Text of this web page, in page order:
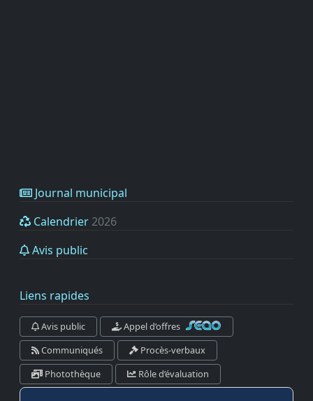
Liens rapides
Avis public
Appel d’offres
Communiqués
Procès-verbaux
Photothèque
Rôle d’évaluation
Journal municipal
Calendrier 2026
Avis public